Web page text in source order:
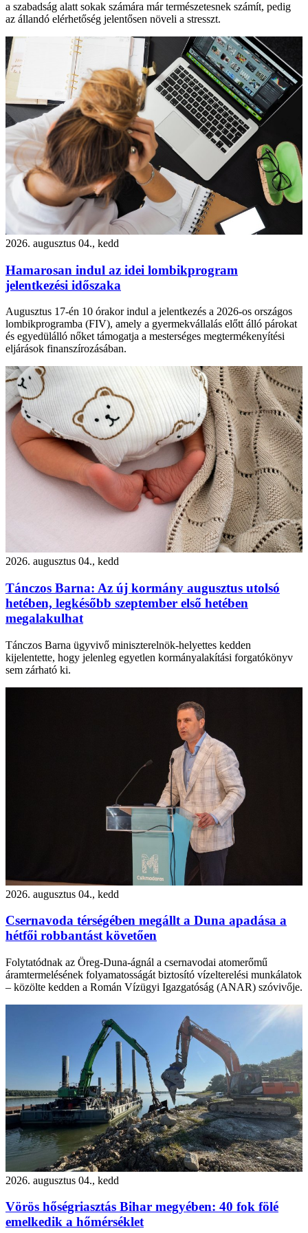
a szabadság alatt sokak számára már természetesnek számít, pedig
az állandó elérhetőség jelentősen növeli a stresszt.
2026. augusztus 04., kedd
Hamarosan indul az idei lombikprogram
jelentkezési időszaka
Augusztus 17-én 10 órakor indul a jelentkezés a 2026-os országos
lombikprogramba (FIV), amely a gyermekvállalás előtt álló párokat
és egyedülálló nőket támogatja a mesterséges megtermékenyítési
eljárások finanszírozásában.
2026. augusztus 04., kedd
Tánczos Barna: Az új kormány augusztus utolsó
hetében, legkésőbb szeptember első hetében
megalakulhat
Tánczos Barna ügyvivő miniszterelnök-helyettes kedden
kijelentette, hogy jelenleg egyetlen kormányalakítási forgatókönyv
sem zárható ki.
2026. augusztus 04., kedd
Csernavoda térségében megállt a Duna apadása a
hétfői robbantást követően
Folytatódnak az Öreg-Duna-ágnál a csernavodai atomerőmű
áramtermelésének folyamatosságát biztosító vízelterelési munkálatok
– közölte kedden a Román Vízügyi Igazgatóság (ANAR) szóvivője.
2026. augusztus 04., kedd
Vörös hőségriasztás Bihar megyében: 40 fok fölé
emelkedik a hőmérséklet